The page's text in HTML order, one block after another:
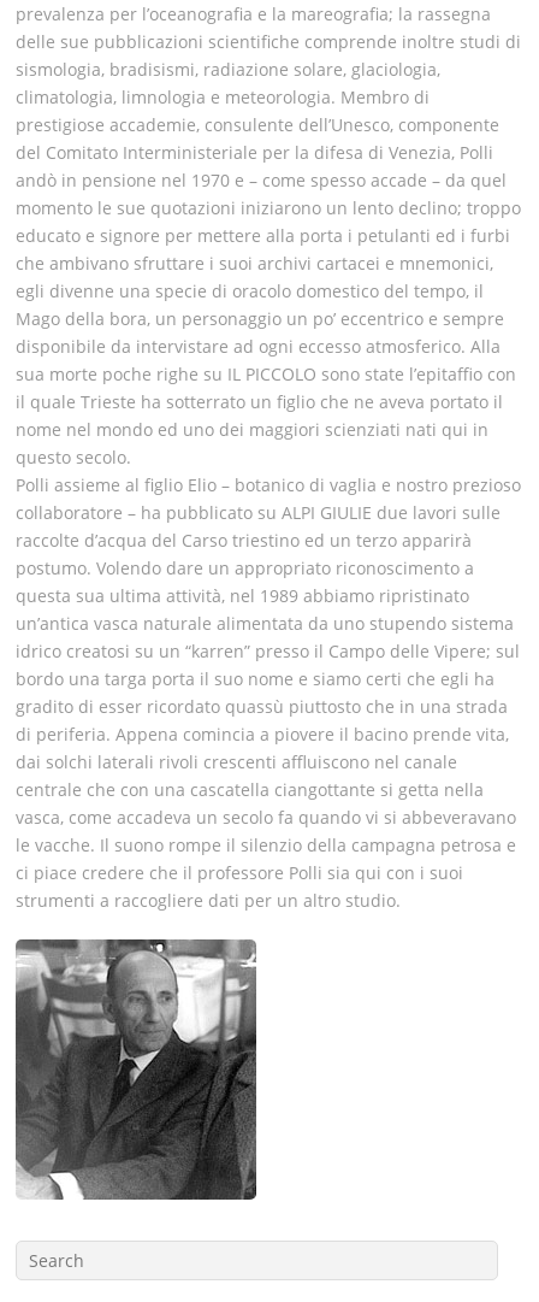
prevalenza per l’oceanografia e la mareografia; la rassegna
delle sue pubblicazioni scientifiche comprende inoltre studi di
sismologia, bradisismi, radiazione solare, glaciologia,
climatologia, limnologia e meteorologia. Membro di
prestigiose accademie, consulente dell’Unesco, componente
del Comitato Interministeriale per la difesa di Venezia, Polli
andò in pensione nel 1970 e – come spesso accade – da quel
momento le sue quotazioni iniziarono un lento declino; troppo
educato e signore per mettere alla porta i petulanti ed i furbi
che ambivano sfruttare i suoi archivi cartacei e mnemonici,
egli divenne una specie di oracolo domestico del tempo, il
Mago della bora, un personaggio un po’ eccentrico e sempre
disponibile da intervistare ad ogni eccesso atmosferico. Alla
sua morte poche righe su IL PICCOLO sono state l’epitaffio con
il quale Trieste ha sotterrato un figlio che ne aveva portato il
nome nel mondo ed uno dei maggiori scienziati nati qui in
questo secolo.
Polli assieme al figlio Elio – botanico di vaglia e nostro prezioso
collaboratore – ha pubblicato su ALPI GIULIE due lavori sulle
raccolte d’acqua del Carso triestino ed un terzo apparirà
postumo. Volendo dare un appropriato riconoscimento a
questa sua ultima attività, nel 1989 abbiamo ripristinato
un’antica vasca naturale alimentata da uno stupendo sistema
idrico creatosi su un “karren” presso il Campo delle Vipere; sul
bordo una targa porta il suo nome e siamo certi che egli ha
gradito di esser ricordato quassù piuttosto che in una strada
di periferia. Appena comincia a piovere il bacino prende vita,
dai solchi laterali rivoli crescenti affluiscono nel canale
centrale che con una cascatella ciangottante si getta nella
vasca, come accadeva un secolo fa quando vi si abbeveravano
le vacche. Il suono rompe il silenzio della campagna petrosa e
ci piace credere che il professore Polli sia qui con i suoi
strumenti a raccogliere dati per un altro studio.